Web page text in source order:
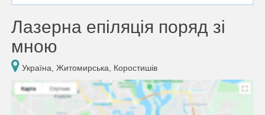
Лазерна епіляція поряд зі
мною
Україна, Житомирська, Коростишів